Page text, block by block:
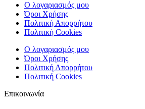
Ο λογαριασμός μου
Όροι Χρήσης
Πολιτική Απορρήτου
Πολιτική Cookies
Ο λογαριασμός μου
Όροι Χρήσης
Πολιτική Απορρήτου
Πολιτική Cookies
Επικοινωνία